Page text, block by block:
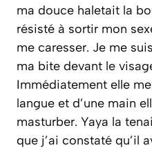
ma douce haletait la
résisté à sortir mon
me caresser. Je me
ma bite devant le
Immédiatement elle
langue et d’une main
masturber. Yaya la
que j’ai constaté qu’il